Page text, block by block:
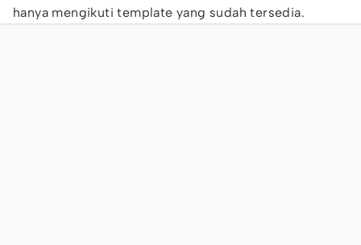
hanya mengikuti template yang sudah tersedia.